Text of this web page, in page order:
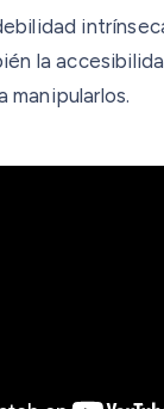
la
manipularlos.